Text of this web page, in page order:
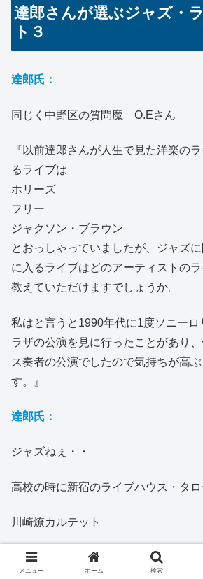
達郎さんが選ぶジャズ・
ト３
達郎氏：
同じく中野区の質問魔 O.Eさん
『以前達郎さんが人生で見た洋楽の
るライブは
ホリーズ
フリー
ジャクソン・ブラウン
とおっしゃっていましたが、ジャズ
に入るライブはどのアーティストの
教えていただけますでしょうか。
私はと言うと1990年代に1度ソニー
ラザの公演を見に行ったことがあり
ス奏者の公演でしたので気持ちが高
す。』
達郎氏：
ジャズねぇ・・
高校の時に新宿のライブハウス・タ
川崎燎カルテット
トランペットが沖至さんがまだフラン
メニュー ホーム 検索